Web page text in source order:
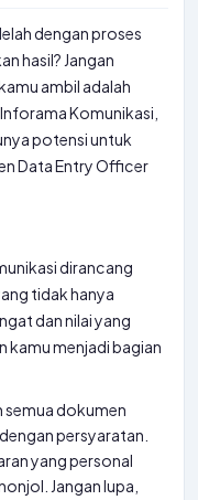
dengan proses
hasil? Jangan
ambil adalah
Komunikasi,
potensi untuk
Data Entry Officer
dirancang
tidak hanya
dan nilai yang
kamu menjadi bagian
semua dokumen
persyaratan.
yang personal
Jangan lupa,